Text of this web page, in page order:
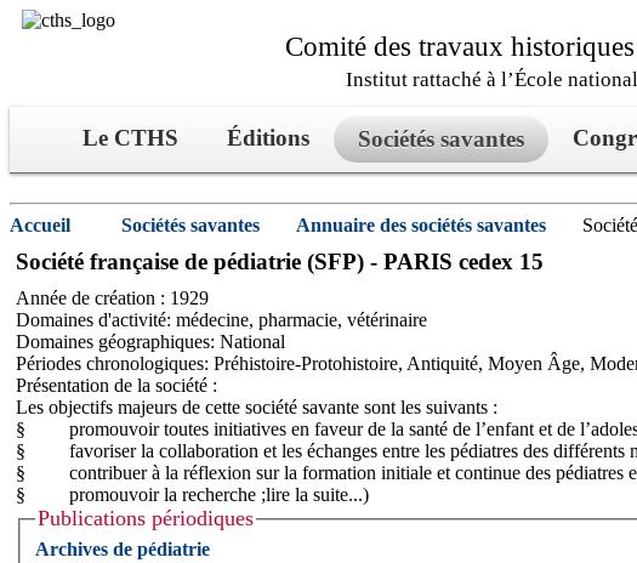
Comité des travaux
Institut rattaché à l’École
Le CTHS Éditions Sociétés savantes
Accueil Sociétés savantes Annuaire des sociétés savantes
Société française de pédiatrie (SFP) - PARIS cedex 15
Année de création : 1929
Domaines d'activité: médecine, pharmacie, vétérinaire
Domaines géographiques: National
Périodes chronologiques: Préhistoire-Protohistoire, Antiquité, Moyen Âge,
Présentation de la société :
Les objectifs majeurs de cette société savante sont les suivants :
§ promouvoir toutes initiatives en faveur de la santé de l’enfant et de
§ favoriser la collaboration et les échanges entre les pédiatres des différents
§ contribuer à la réflexion sur la formation initiale et continue des pédiatres et
§ promouvoir la recherche ;lire la suite...)
Publications périodiques
Archives de pédiatrie